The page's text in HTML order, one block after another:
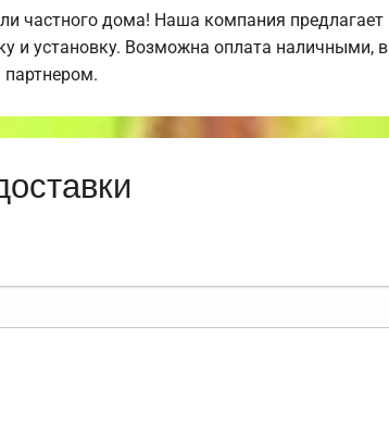
частного дома! Наша компания предлагает
и установку. Возможна оплата наличными, в
партнером.